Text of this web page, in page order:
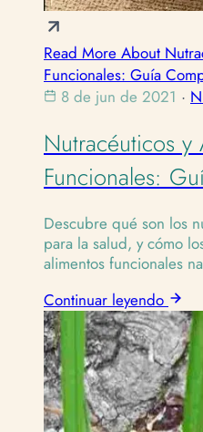
Read More About
Funcionales: Guía
8 de jun de 2021 ·
Nutracéuticos y
Funcionales:
Descubre qué son los
para la salud, y cómo
alimentos funcionales
Continuar leyendo